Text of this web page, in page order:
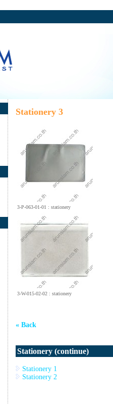
Stationery 3
3-P-063-01-01 : stationery
3-W-015-02-02 : stationery
« Back
Stationery (continue)
Stationery 1
Stationery 2